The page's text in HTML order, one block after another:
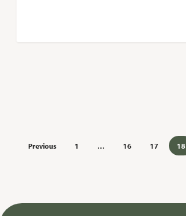
Previous 1 … 16 17 18